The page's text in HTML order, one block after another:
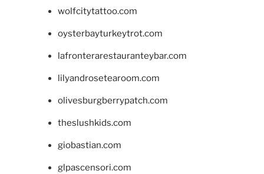
wolfcitytattoo.com
oysterbayturkeytrot.com
lafronterarestauranteybar.com
lilyandrosetearoom.com
olivesburgberrypatch.com
theslushkids.com
giobastian.com
glpascensori.com